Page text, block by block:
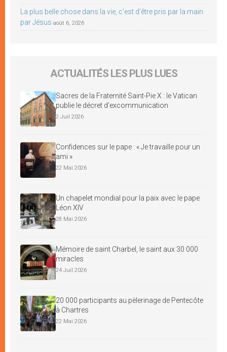
La plus belle chose dans la vie, c’est d’être pris par la main
par Jésus août 6, 2026
ACTUALITÉS LES PLUS LUES
Sacres de la Fraternité Saint-Pie X : le Vatican
publie le décret d’excommunication
2 Juil 2026
Confidences sur le pape : « Je travaille pour un
ami »
22 Mai 2026
Un chapelet mondial pour la paix avec le pape
Léon XIV
28 Mai 2026
Mémoire de saint Charbel, le saint aux 30 000
miracles
24 Juil 2026
20 000 participants au pèlerinage de Pentecôte
à Chartres
22 Mai 2026